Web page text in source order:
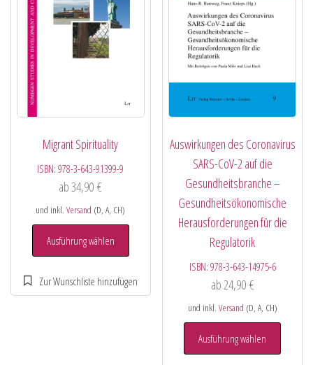
Migrant Spirituality
ISBN:978-3-643-91399-9
ab34,90€
und inkl.Versand (D, A, CH)
Ausführung wählen
Auswirkungen des Coronavirus
SARS-CoV-2 auf die
Gesundheitsbranche –
Gesundheitsökonomische
Herausforderungen für die
Regulatorik
ISBN: 978-3-643-14975-6
ab24,90 €
und inkl. Versand (D, A, CH)
Ausführung wählen